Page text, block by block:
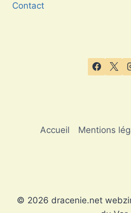
Contact
Accueil Mentions
© 2026 dracenie.net